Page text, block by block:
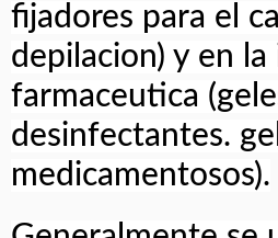
fijadores para el
depilacion) y en
farmaceutica
desinfectantes.
medicamentosos).